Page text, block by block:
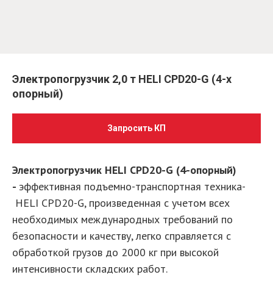
Электропогрузчик 2,0 т HELI CPD20-G (4-х
опорный)
Запросить КП
Электропогрузчик HELI CPD20-G (4-опорный)
- эффективная подъемно-транспортная техника­­­­­­­­­­­­­­­­­­
HELI CPD20-G, произведенная с учетом всех
необходимых международных требований по
безопасности и качеству, легко справляется с
обработкой грузов до 2000 кг при высокой
интенсивности складских работ.